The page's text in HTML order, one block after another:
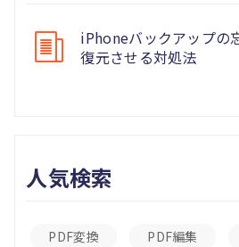
iPhoneバックアップの
復元させる対処法
人気検索
PDF変換 PDF編集